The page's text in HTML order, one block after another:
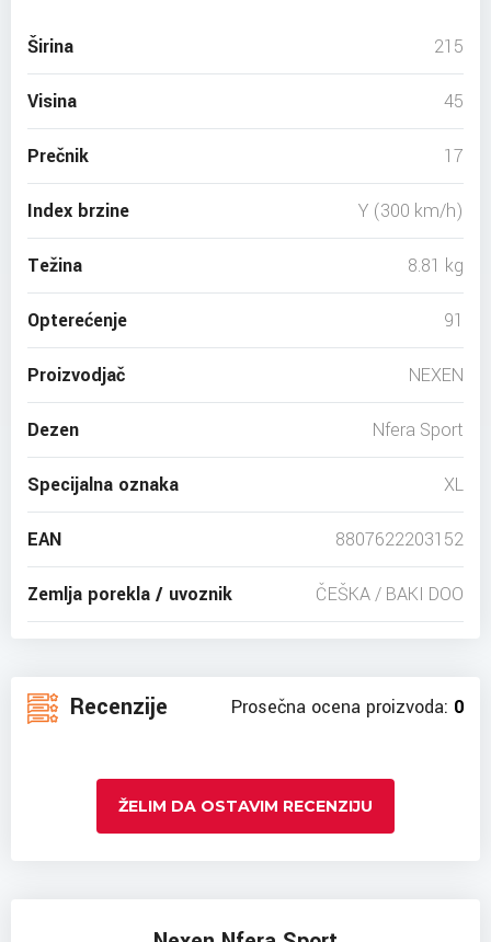
Širina 215
Visina 45
Prečnik 17
Index brzine Y (300 km/h)
Težina 8.81 kg
Opterećenje 91
Proizvodjač NEXEN
Dezen Nfera Sport
Specijalna oznaka XL
EAN 8807622203152
Zemlja porekla / uvoznik ČEŠKA / BAKI DOO
Recenzije Prosečna ocena proizvoda: 0
ŽELIM DA OSTAVIM RECENZIJU